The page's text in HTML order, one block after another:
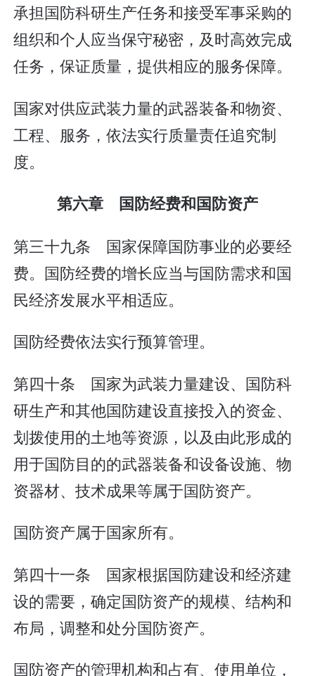
承担国防科研生产任务和接受军事采购的
组织和个人应当保守秘密，及时高效完成
任务，保证质量，提供相应的服务保障。
国家对供应武装力量的武器装备和物资、
工程、服务，依法实行质量责任追究制
度。
第六章 国防经费和国防资产
第三十九条 国家保障国防事业的必要经
费。国防经费的增长应当与国防需求和国
民经济发展水平相适应。
国防经费依法实行预算管理。
第四十条 国家为武装力量建设、国防科
研生产和其他国防建设直接投入的资金、
划拨使用的土地等资源，以及由此形成的
用于国防目的的武器装备和设备设施、物
资器材、技术成果等属于国防资产。
国防资产属于国家所有。
第四十一条 国家根据国防建设和经济建
设的需要，确定国防资产的规模、结构和
布局，调整和处分国防资产。
国防资产的管理机构和占有、使用单位，